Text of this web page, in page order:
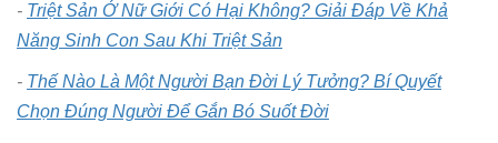
- Triệt Sản Ở Nữ Giới Có Hại Không? Giải Đáp Về Khả
Năng Sinh Con Sau Khi Triệt Sản
- Thế Nào Là Một Người Bạn Đời Lý Tưởng? Bí Quyết
Chọn Đúng Người Để Gắn Bó Suốt Đời